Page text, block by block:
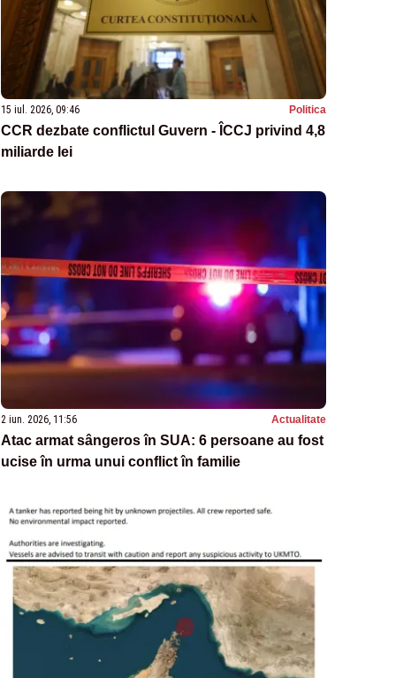
15 iul. 2026, 09:46 Politica
CCR dezbate conflictul Guvern - ÎCCJ privind 4,8
miliarde lei
2 iun. 2026, 11:56 Actualitate
Atac armat sângeros în SUA: 6 persoane au fost
ucise în urma unui conflict în familie